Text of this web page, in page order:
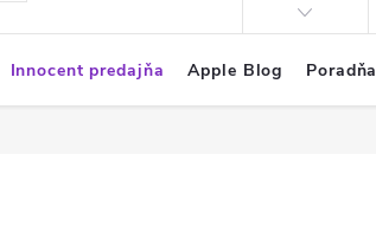
Innocent predajňa Apple Blog Poradňa